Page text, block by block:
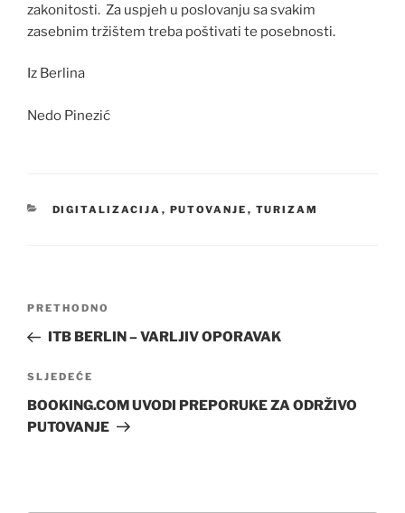
zakonitosti. Za uspjeh u poslovanju sa svakim
zasebnim tržištem treba poštivati te posebnosti.
Iz Berlina
Nedo Pinezić
KATEGORIJE
DIGITALIZACIJA , PUTOVANJE , TURIZAM
Navigacija
Prethodna
objava
PRETHODNO
ITB BERLIN – VARLJIV OPORAVAK
Sljedeća
objava
SLJEDEĆE
BOOKING.COM UVODI PREPORUKE ZA ODRŽIVO
PUTOVANJE